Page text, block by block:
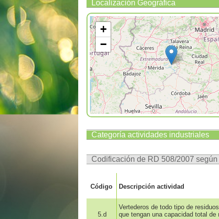
Localización Geográfica
+
−
Categoría actividades industriales
Codificación de RD 508/2007
Código Descripción actividad
5.d
Vertederos de todo tipo de
que tengan una capacidad total